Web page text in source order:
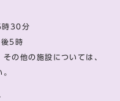
5時30分
後5時
の他の施設については、